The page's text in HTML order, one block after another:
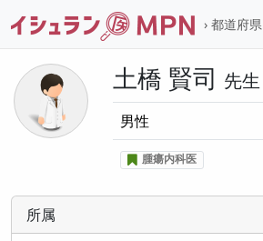
都道府県
土橋 賢司 先生
男性
腫瘍内科医
所属